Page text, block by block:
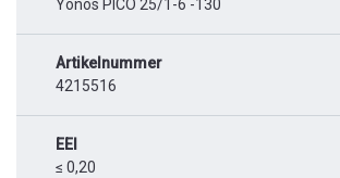
Yonos PICO 25/1-6 -130
Artikelnummer
4215516
EEI
≤ 0,20